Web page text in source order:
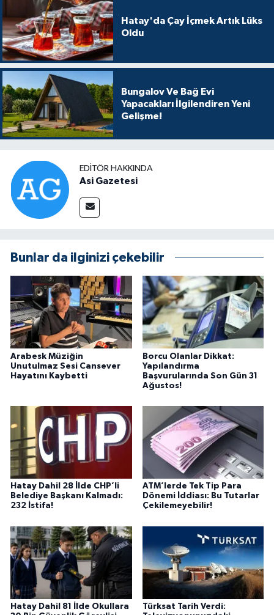
Hatay'da Çay İçmek Artık Lüks
Oldu
Bungalov Ve Bağ Evi
Yapacakları İlgilendiren Yeni
Gelişme!
EDITÖR HAKKINDA
Asi Gazetesi
Bunlar da ilginizi çekebilir
Arabesk Müziğin
Unutulmaz Sesi Cansever
Hayatını Kaybetti
Borcu Olanlar Dikkat:
Yapılandırma
Başvurularında Son Gün 31
Ağustos!
Hatay Dahil 28 İlde CHP’li
Belediye Başkanı Kalmadı:
232 İstifa!
ATM’lerde Tek Tip Para
Dönemi İddiası: Bu Tutarlar
Çekilemeyebilir!
Hatay Dahil 81 İlde Okullara
Türksat Tarih Verdi: